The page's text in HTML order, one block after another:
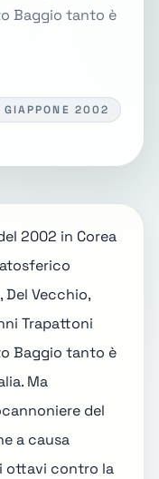
Baggio tanto è
GIAPPONE 2002
2002 in Corea
Del Vecchio,
Trapattoni
Baggio tanto è
. Ma
del
a causa
ottavi contro la